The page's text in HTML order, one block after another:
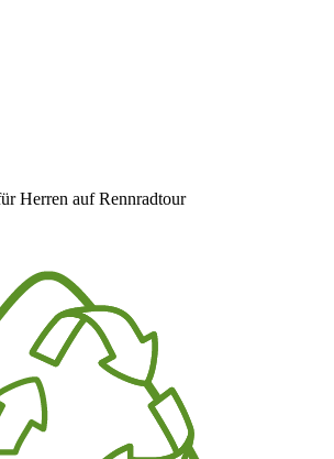
Herren auf Rennradtour